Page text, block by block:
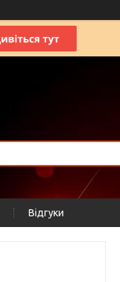
Відгуки